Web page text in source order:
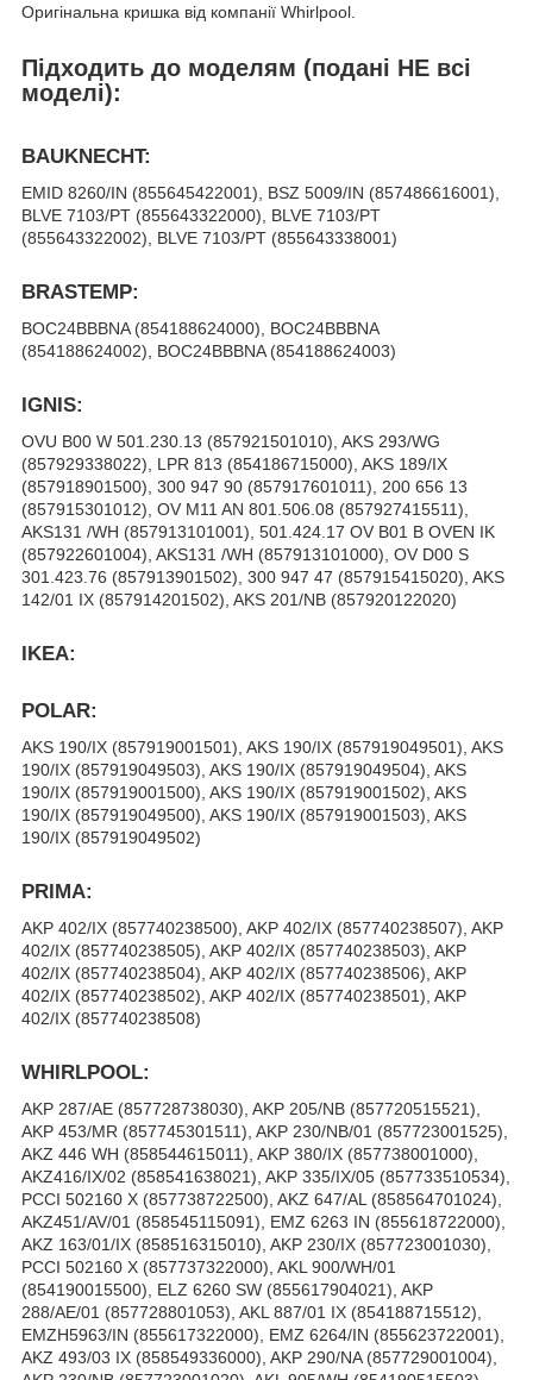
Оригінальна кришка від компанії Whirlpool.
Підходить до моделям (подані НЕ всі
моделі):
BAUKNECHT:
EMID 8260/IN (855645422001), BSZ 5009/IN (857486616001),
BLVE 7103/PT (855643322000), BLVE 7103/PT
(855643322002), BLVE 7103/PT (855643338001)
BRASTEMP:
BOC24BBBNA (854188624000), BOC24BBBNA
(854188624002), BOC24BBBNA (854188624003)
IGNIS:
OVU B00 W 501.230.13 (857921501010), AKS 293/WG
(857929338022), LPR 813 (854186715000), AKS 189/IX
(857918901500), 300 947 90 (857917601011), 200 656 13
(857915301012), OV M11 AN 801.506.08 (857927415511),
AKS131 /WH (857913101001), 501.424.17 OV B01 B OVEN IK
(857922601004), AKS131 /WH (857913101000), OV D00 S
301.423.76 (857913901502), 300 947 47 (857915415020), AKS
142/01 IX (857914201502), AKS 201/NB (857920122020)
IKEA:
POLAR:
AKS 190/IX (857919001501), AKS 190/IX (857919049501), AKS
190/IX (857919049503), AKS 190/IX (857919049504), AKS
190/IX (857919001500), AKS 190/IX (857919001502), AKS
190/IX (857919049500), AKS 190/IX (857919001503), AKS
190/IX (857919049502)
PRIMA:
AKP 402/IX (857740238500), AKP 402/IX (857740238507), AKP
402/IX (857740238505), AKP 402/IX (857740238503), AKP
402/IX (857740238504), AKP 402/IX (857740238506), AKP
402/IX (857740238502), AKP 402/IX (857740238501), AKP
402/IX (857740238508)
WHIRLPOOL:
AKP 287/AE (857728738030), AKP 205/NB (857720515521),
AKP 453/MR (857745301511), AKP 230/NB/01 (857723001525),
AKZ 446 WH (858544615011), AKP 380/IX (857738001000),
AKZ416/IX/02 (858541638021), AKP 335/IX/05 (857733510534),
PCCI 502160 X (857738722500), AKZ 647/AL (858564701024),
AKZ451/AV/01 (858545115091), EMZ 6263 IN (855618722000),
AKZ 163/01/IX (858516315010), AKP 230/IX (857723001030),
PCCI 502160 X (857737322000), AKL 900/WH/01
(854190015500), ELZ 6260 SW (855617904021), AKP
288/AE/01 (857728801053), AKL 887/01 IX (854188715512),
EMZH5963/IN (855617322000), EMZ 6264/IN (855623722001),
AKZ 493/03 IX (858549336000), AKP 290/NA (857729001004),